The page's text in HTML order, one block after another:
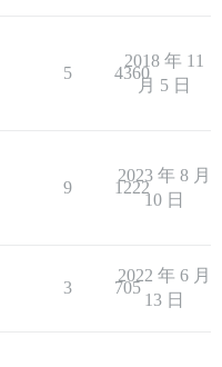
5 4360
2018 年 11
月 5 日
9 1222
2023 年 8 月
10 日
3 705
2022 年 6 月
13 日